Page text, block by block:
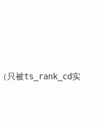
只被ts_rank_cd实